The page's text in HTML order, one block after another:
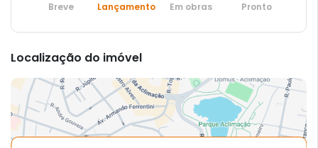
Breve Lançamento Em obras Pronto
Localização do imóvel